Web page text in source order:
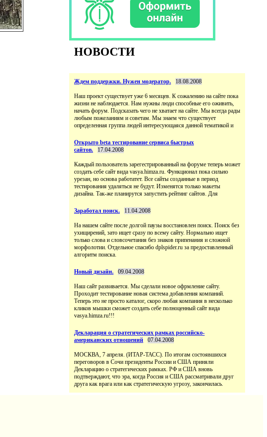
НОВОСТИ
Ждем поддержки. Нужен модератор. 18.08.2008
Наш проект существует уже 6 месяцев. К сожалению на сайте пока
жизни не наблюдается. Нам нужны люди способные его оживить,
начать форум. Подсказать чего не хватает на сайте. Мы всегда рады
любым пожеланиям и советам. Мы знаем что существует
определенная группа людей интересующаяся данной тематикой и
Открыто beta тестирование сервиса быстрых
сайтов.
17.04.2008
Каждый пользователь зарегестрированный на форуме теперь может
создать себе сайт вида vasya.himza.ru. Функционал пока сильно
урезан, но основа работатет. Все сайты созданные в период
тестирования удаляться не будут. Изменятся только макеты
дизайна. Так-же планирутся запустить рейтинг сайтов. Для
Заработал поиск. 11.04.2008
На нашем сайте после долгой паузы восстановлен поиск. Поиск без
ухищирений, зато ищет сразу по всему сайту. Нормально ищет
только слова и словсочетания без знаков припенания и сложной
морфолотии. Отдельное спасибо dplspider.ru за предоставленный
алгоритм поиска.
Новый дизайн. 09.04.2008
Наш сайт развивается. Мы сделали новое офрмление сайту.
Проходит тестирование новая система добавления компаний.
Теперь это не просто каталог, скоро любая компания в несколько
кликов мышки сможет создать себе полноценный сайт вида
vasya.himza.ru!!!
Декларация о стратегических рамках российско-
американских отношений
07.04.2008
МОСКВА, 7 апреля. (ИТАР-ТАСС). По итогам состоявшихся
переговоров в Сочи президенты России и США приняли
Декларацию о стратегических рамках. РФ и США вновь
подтверждают, что эра, когда Россия и США рассматривали друг
друга как врага или как стратегическую угрозу, закончилась.